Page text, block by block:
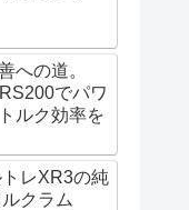
への道。
でパワ
ルク効率を
レXR3の純
クラム